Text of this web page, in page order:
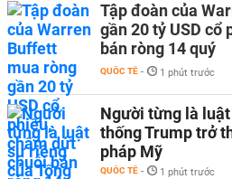
Tập đoàn của
gần 20 tỷ USD cổ
bán ròng 14 quý
QUỐC TẾ - 1 phút trước
Người từng là
thống Trump trở
pháp Mỹ
QUỐC TẾ - 1 phút trước